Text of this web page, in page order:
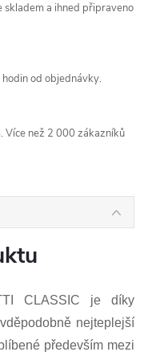
skladem a ihned připraveno
od objednávky.
Více než 2 000 zákazníků
CLASSIC je díky
nejteplejší
především mezi